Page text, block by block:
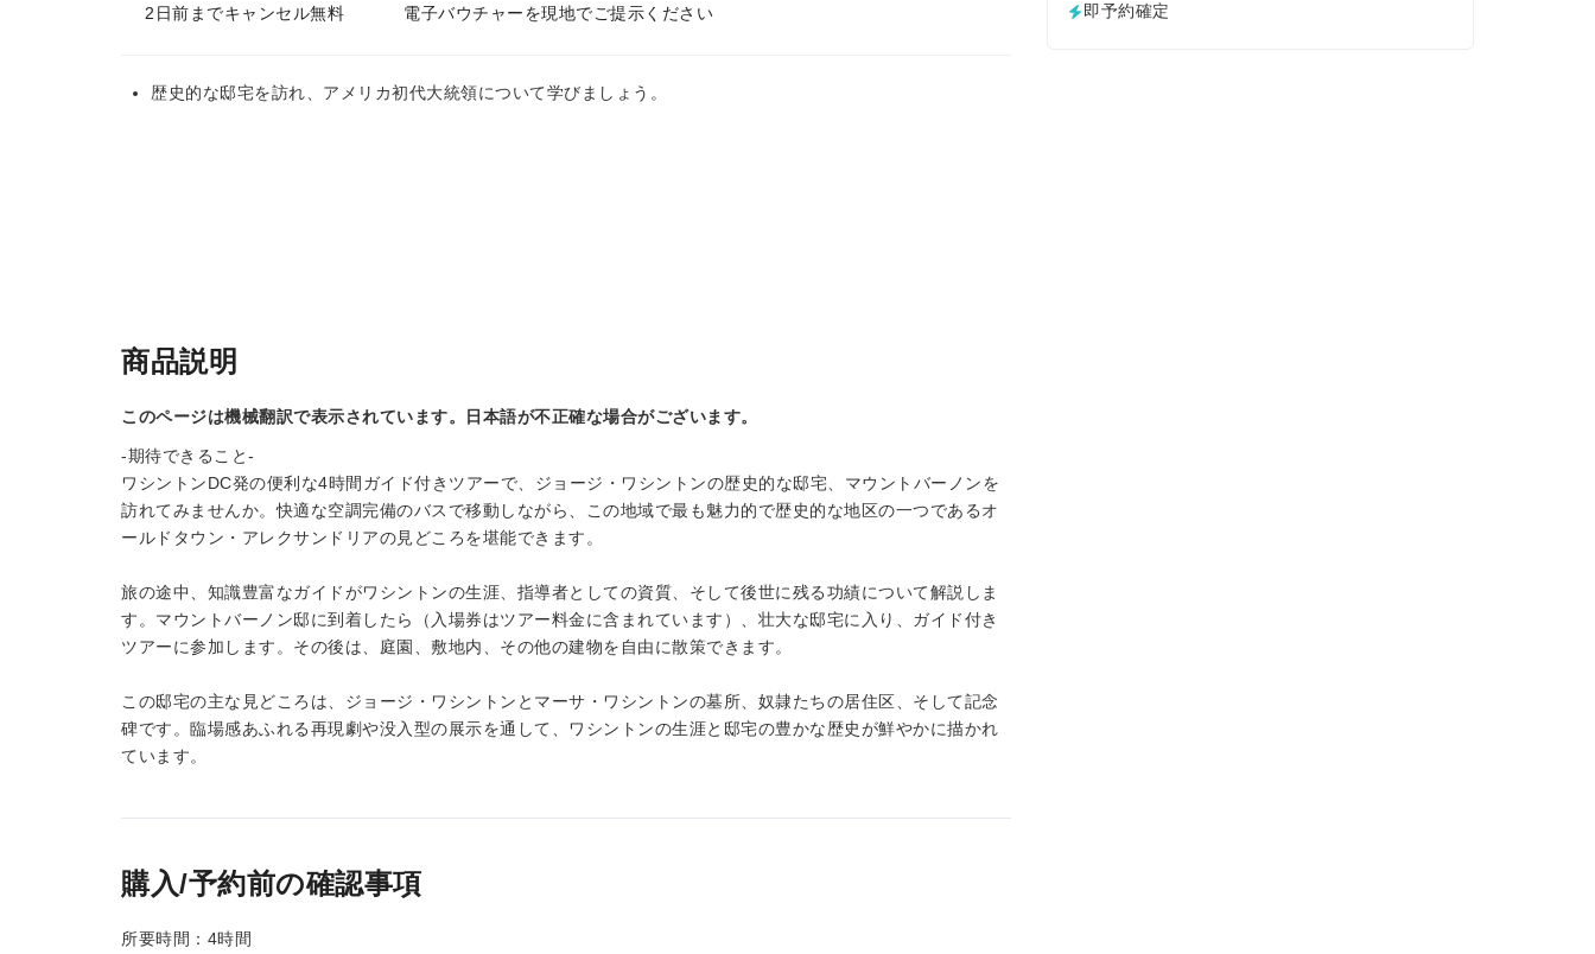
2日前までキャンセル無料 電子バウチャーを現地でご提示ください
歴史的な邸宅を訪れ、アメリカ初代大統領について学びましょう。
即予約確定
商品説明
このページは機械翻訳で表示されています。日本語が不正確な場合がございます。
-期待できること-
ワシントンDC発の便利な4時間ガイド付きツアーで、ジョージ・ワシントンの歴史的な邸宅、マウントバーノンを
訪れてみませんか。快適な空調完備のバスで移動しながら、この地域で最も魅力的で歴史的な地区の一つであるオ
ールドタウン・アレクサンドリアの見どころを堪能できます。
旅の途中、知識豊富なガイドがワシントンの生涯、指導者としての資質、そして後世に残る功績について解説しま
す。マウントバーノン邸に到着したら（入場券はツアー料金に含まれています）、壮大な邸宅に入り、ガイド付き
ツアーに参加します。その後は、庭園、敷地内、その他の建物を自由に散策できます。
この邸宅の主な見どころは、ジョージ・ワシントンとマーサ・ワシントンの墓所、奴隷たちの居住区、そして記念
碑です。臨場感あふれる再現劇や没入型の展示を通して、ワシントンの生涯と邸宅の豊かな歴史が鮮やかに描かれ
ています。
購入/予約前の確認事項
所要時間：4時間